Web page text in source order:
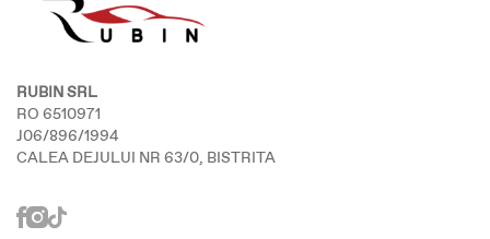
RUBIN SRL
RO 6510971
J06/896/1994
CALEA DEJULUI NR 63/0, BISTRITA